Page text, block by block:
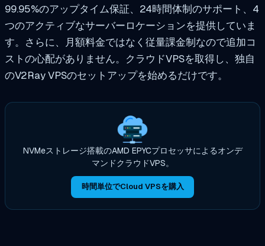
99.95%のアップタイム保証、24時間体制のサポート、4
つのアクティブなサーバーロケーションを提供していま
す。さらに、月額料金ではなく従量課金制なので追加コ
ストの心配がありません。クラウドVPSを取得し、独自
のV2Ray VPSのセットアップを始めるだけです。
NVMeストレージ搭載のAMD EPYCプロセッサによるオンデ
マンドクラウドVPS。
時間単位でCloud VPSを購入